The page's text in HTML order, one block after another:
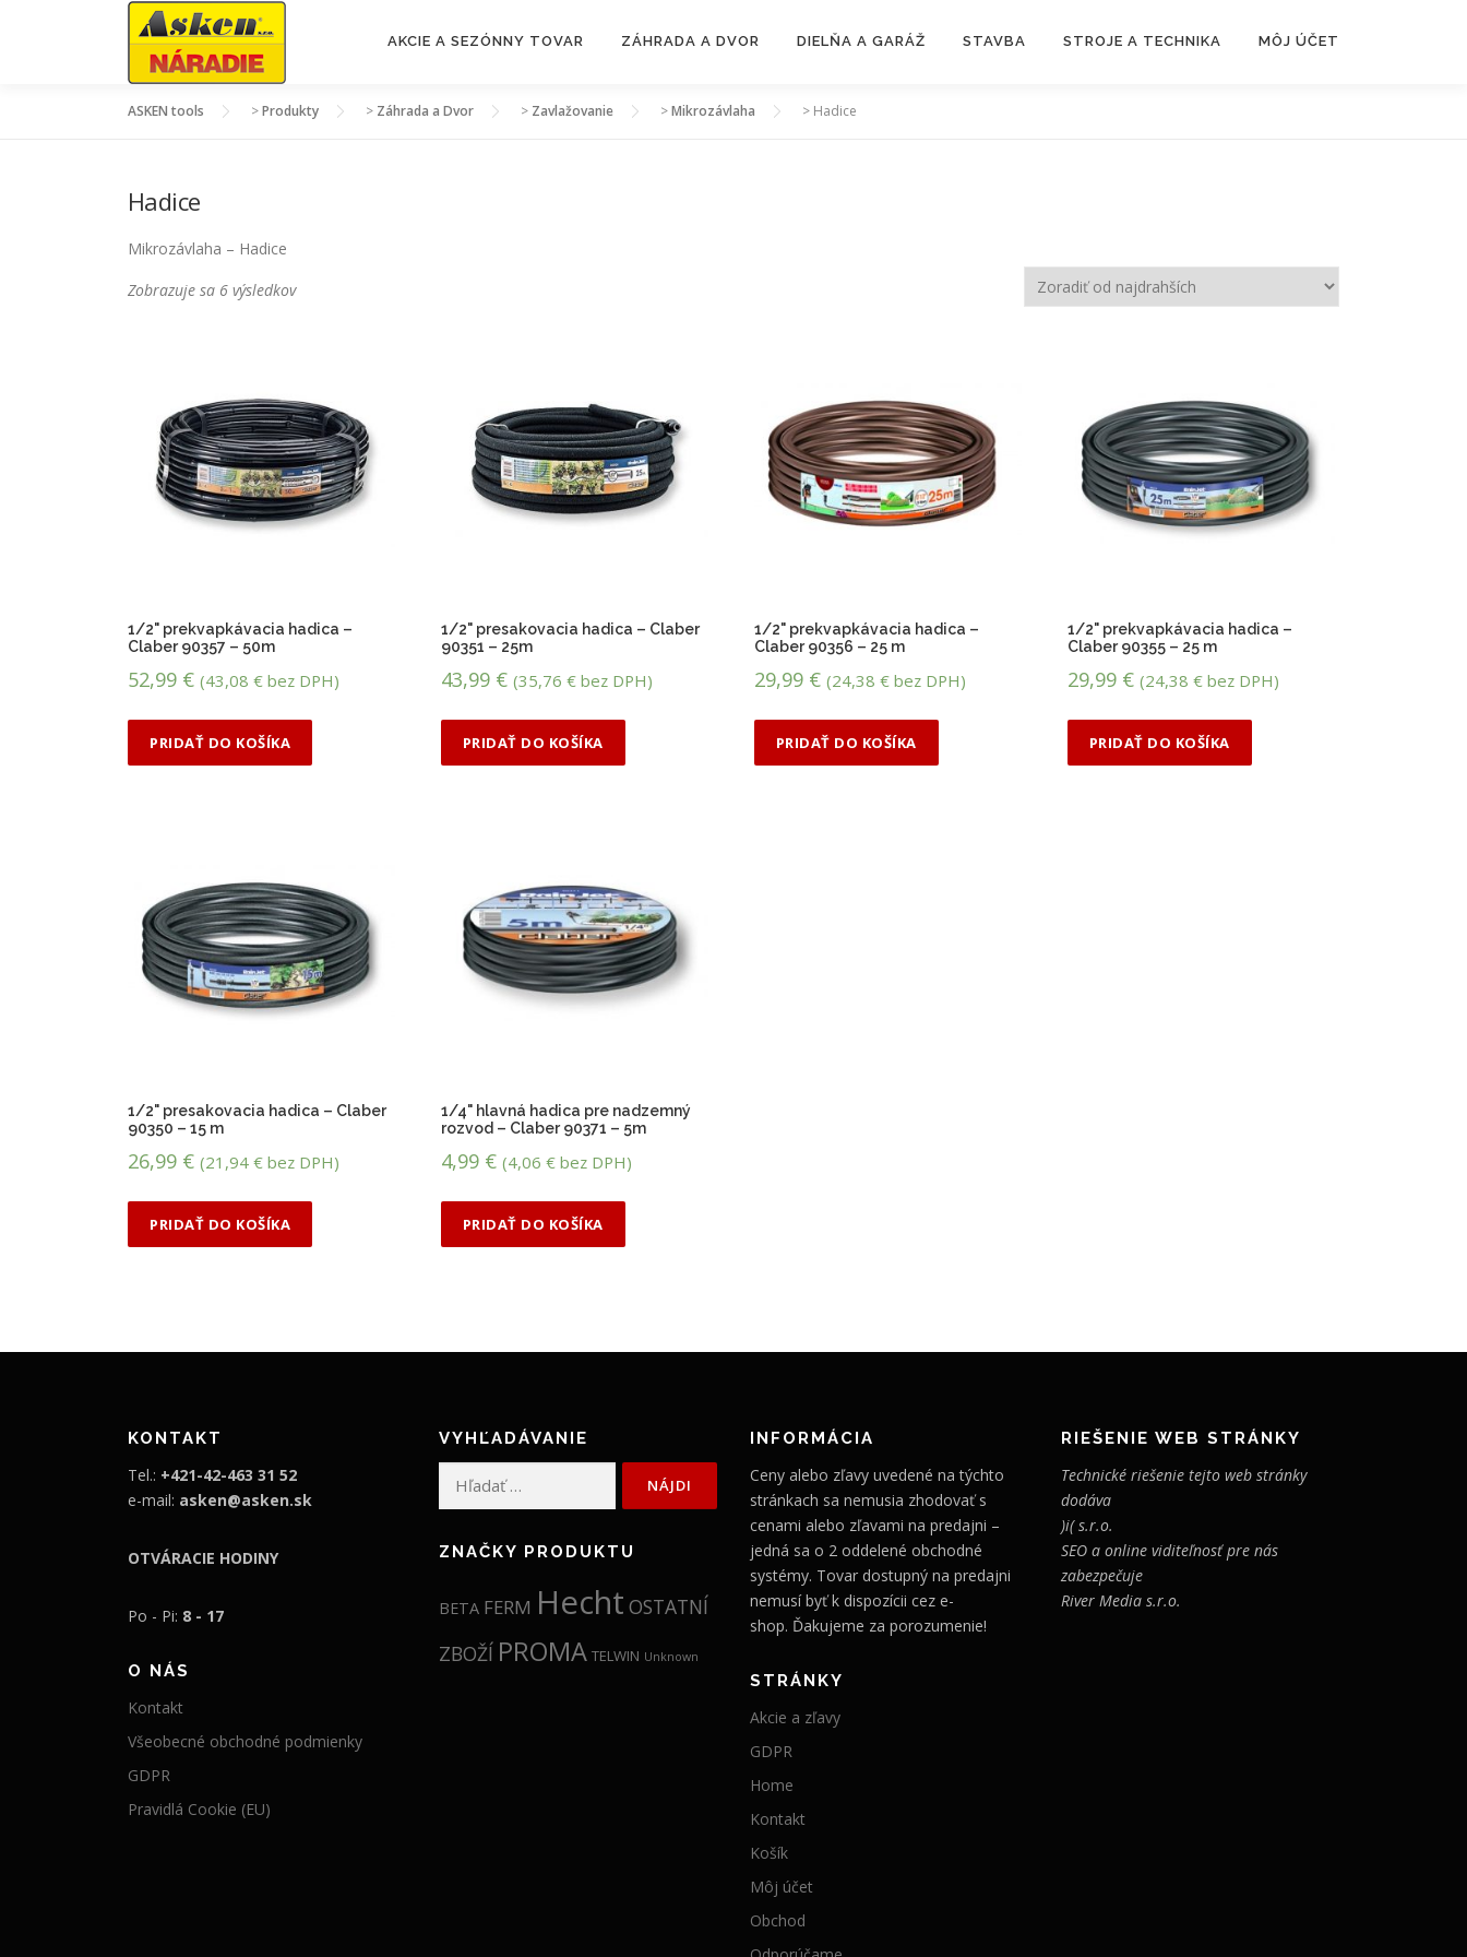
AKCIE A SEZÓNNY TOVAR ZÁHRADA A DVOR DIELŇA A GARÁŽ STAVBA STROJE A TECHNIKA MÔJ ÚČET
ASKEN tools >Produkty > Záhrada a Dvor > Zavlažovanie >Mikrozávlaha > Hadice
Hadice
Mikrozávlaha – Hadice
Zobrazuje sa 6 výsledkovZ
e
n
é
p
o
e
y
:
d
y
š
š
e
j
p
j
i
1/2" prekvapkávacia hadica –
Claber 90357 – 50m
52,99 € (43,08 € bez DPH)
PRIDAŤ DO KOŠÍKA
1/2" presakovacia hadica – Claber
90351 – 25m
43,99 € (35,76 €bez DPH)
PRIDAŤ DO KOŠÍKA
1/2" prekvapkávacia hadica –
Claber 90356 – 25 m
29,99 € (24,38 €bez DPH)
PRIDAŤ DO KOŠÍKA
1/2" prekvapkávacia hadica –
Claber 90355 – 25 m
29,99 € (24,38 €bez DPH)
PRIDAŤ DO KOŠÍKA
1/2" presakovacia hadica – Claber
90350 – 15 m
26,99 € (21,94 € bez DPH)
PRIDAŤ DO KOŠÍKA
1/4" hlavná hadica pre nadzemný
rozvod – Claber 90371 – 5m
4,99 € (4,06 €bez DPH)
PRIDAŤ DO KOŠÍKA
KONTAKT
Tel.: +421-42-463 31 52
e-mail: asken@asken.sk
OTVÁRACIE HODINY
Po - Pi: 8 - 17
O NÁS
Kontakt
Všeobecné obchodné podmienky
GDPR
Pravidlá Cookie (EU)
VYHĽADÁVANIE
ZNAČKY PRODUKTU
BETA FERM Hecht OSTATNÍ
ZBOŽÍ PROMA TELWIN Unknown
INFORMÁCIA
Ceny alebo zľavy uvedené na týchto
stránkach sa nemusia zhodovať s
cenami alebo zľavami na predajni –
jedná sa o 2 oddelené obchodné
systémy. Tovar dostupný na predajni
nemusí byť k dispozícii cez e-
shop. Ďakujeme za porozumenie!
STRÁNKY
Akcie a zľavy
GDPR
Home
Kontakt
Košík
Môj účet
Obchod
RIEŠENIE WEB STRÁNKY
Technické riešenie tejto web stránky
dodáva
)i( s.r.o.
SEO a online viditeľnosť pre nás
zabezpečuje
River Media s.r.o.